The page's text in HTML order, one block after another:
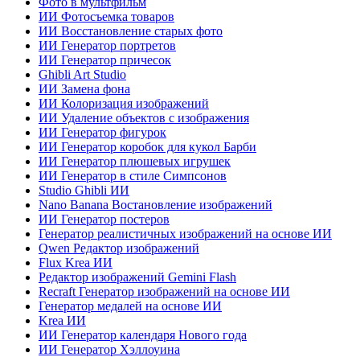
ИИ Фотосъемка товаров
ИИ Восстановление старых фото
ИИ Генератор портретов
ИИ Генератор причесок
Ghibli Art Studio
ИИ Замена фона
ИИ Колоризация изображений
ИИ Удаление объектов с изображения
ИИ Генератор фигурок
ИИ Генератор коробок для кукол Барби
ИИ Генератор плюшевых игрушек
ИИ Генератор в стиле Симпсонов
Studio Ghibli ИИ
Nano Banana Востановление изображений
ИИ Генератор постеров
Генератор реалистичных изображений на основе ИИ
Qwen Редактор изображений
Flux Krea ИИ
Редактор изображений Gemini Flash
Recraft Генератор изображений на основе ИИ
Генератор медалей на основе ИИ
Krea ИИ
ИИ Генератор календаря Нового года
ИИ Генератор Хэллоуина